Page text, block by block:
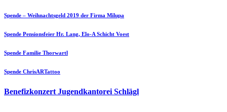
Spende – Weihnachtsgeld 2019 der Firma Milupa
Spende Pensionsfeier Hr. Lang, Elo-A Schicht Voest
Spende Familie Thorwartl
Spende ChrisARTattoo
Benefizkonzert Jugendkantorei Schlägl